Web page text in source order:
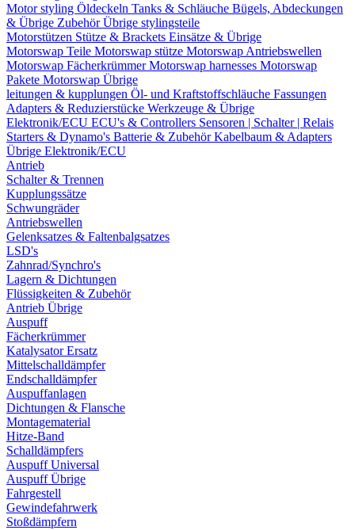
Motor styling Öldeckeln Tanks & Schläuche Bügels, Abdeckungen
& Übrige ZubehörÜbrige stylingsteile
Motorstützen Stütze & Brackets Einsätze & Übrige
Motorswap Teile Motorswap stütze Motorswap Antriebswellen
Motorswap FächerkrümmerMotorswap harnesses Motorswap
Pakete Motorswap Übrige
leitungen & kupplungen Öl- und Kraftstoffschläuche Fassungen
Adapters & Reduzierstücke Werkzeuge & Übrige
Elektronik/ECU ECU's & Controllers Sensoren | Schalter | Relais
Starters & Dynamo's Batterie & ZubehörKabelbaum & Adapters
Übrige Elektronik/ECU
Antrieb
Schalter & Trennen
Kupplungssätze
Schwungräder
Antriebswellen
Gelenksatzes & Faltenbalgsatzes
LSD's
Zahnrad/Synchro's
Lagern & Dichtungen
Flüssigkeiten & Zubehör
Antrieb Übrige
Auspuff
Fächerkrümmer
Katalysator Ersatz
Mittelschalldämpfer
Endschalldämpfer
Auspuffanlagen
Dichtungen & Flansche
Montagematerial
Hitze-Band
Schalldämpfers
Auspuff Universal
Auspuff Übrige
Fahrgestell
Gewindefahrwerk
Stoßdämpfern